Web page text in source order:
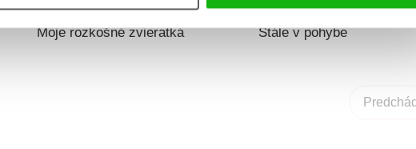
Svet očami batoliatka:
Moje rozkošné zvieratká
Stále v pohybe